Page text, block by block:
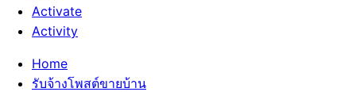
Activate
Activity
Home
รับจ้างโพสต์ขายบ้าน